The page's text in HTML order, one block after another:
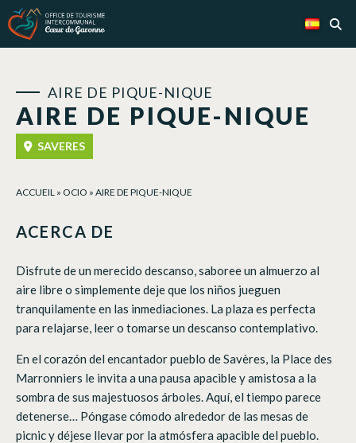
AIRE DE PIQUE-NIQUE
AIRE DE PIQUE-NIQUE
SAVERES
ACCUEIL » OCIO » AIRE DE PIQUE-NIQUE
ACERCA DE
Disfrute de un merecido descanso, saboree un almuerzo al
aire libre o simplemente deje que los niños jueguen
tranquilamente en las inmediaciones. La plaza es perfecta
para relajarse, leer o tomarse un descanso contemplativo.
En el corazón del encantador pueblo de Savères, la Place des
Marronniers le invita a una pausa apacible y amistosa a la
sombra de sus majestuosos árboles. Aquí, el tiempo parece
detenerse… Póngase cómodo alrededor de las mesas de
picnic y déjese llevar por la atmósfera apacible del pueblo.
Panel de gestión de cookies